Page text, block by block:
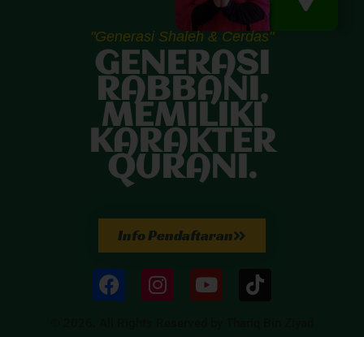
"Generasi Shaleh & Cerdas"
GENERASI
RABBANI,
MEMILIKI
KARAKTER
QURANI.
Info Pendaftaran